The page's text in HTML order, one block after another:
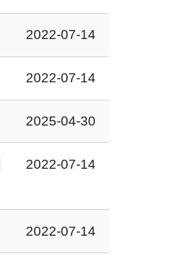
2022-07-14
2022-07-14
2025-04-30
2022-07-14
2022-07-14